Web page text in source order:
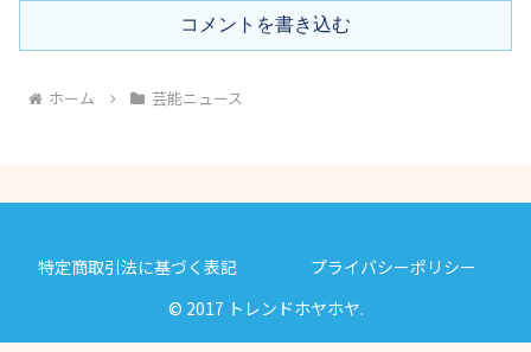
コメントを書き込む
ホーム 芸能ニュース
特定商取引法に基づく表記
プライバシーポリシー
© 2017 トレンドホヤホヤ.